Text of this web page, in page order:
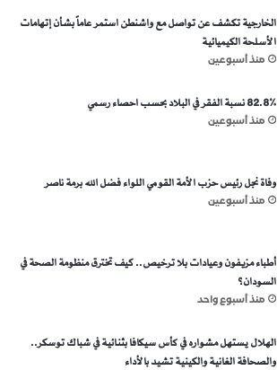
الخارجية تكشف عن تواصل مع واشنطن استمر عاماً بشأن إتهامات
الأسلحة الكيميائية
منذ أسبوعين
82.8% نسبة الفقر في البلاد بحسب احصاء رسمي
منذ أسبوعين
وفاة نجل رئيس حزب الأمة القومي اللواء فضل الله برمة ناصر
منذ أسبوعين
أطباء مزيفون وعيادات بلا ترخيص.. كيف تخترق منظومة الصحة في
السودان؟
منذ أسبوع واحد
الهلال يستهل مشواره في كأس سيكافا بثنائية في شباك توسكر..
والصحافة الغانية والكينية تشيد بالأداء